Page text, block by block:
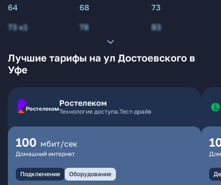
64
68
73
73 к1
78 83
Лучшие тарифы на ул Достоевского в
Уфе
Ростелеком
Технология доступа.Тест-драйв
100 мбит/сек
Домашний интернет
Подключение Оборудование